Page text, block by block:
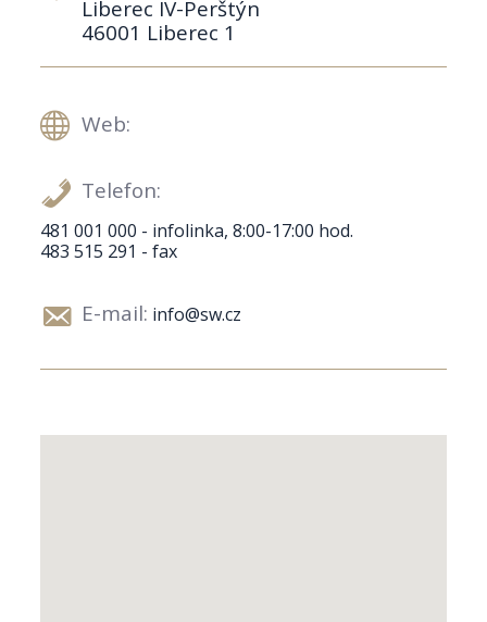
Liberec IV-Perštýn
46001 Liberec 1
Web:
Telefon:
481 001 000 - infolinka, 8:00-17:00 hod.
483 515 291 - fax
E-mail: info@sw.cz